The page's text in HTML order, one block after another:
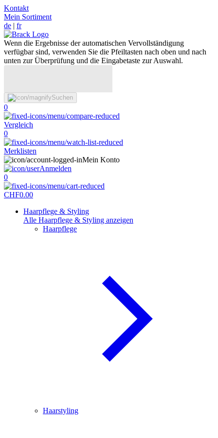
Kontakt
Mein Sortiment
de | fr
Wenn die Ergebnisse der automatischen Vervollständigung
verfügbar sind, verwenden Sie die Pfeiltasten nach oben und nach
unten zur Überprüfung und die Eingabetaste zur Auswahl.
Suchen
0
Vergleich
0
Merklisten
Mein Konto
Anmelden
0
CHF0.00
Haarpflege & Styling
Alle Haarpflege & Styling anzeigen
Haarpflege
Haarstyling